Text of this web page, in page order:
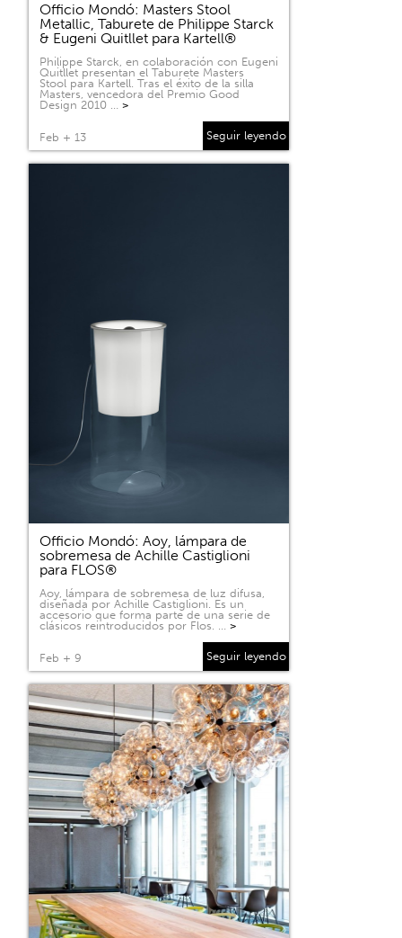
Officio Mondó: Masters Stool
Metallic, Taburete de Philippe Starck
& Eugeni Quitllet para Kartell®
Philippe Starck, en colaboración con Eugeni
Quitllet presentan el Taburete Masters
Stool para Kartell. Tras el éxito de la silla
Masters, vencedora del Premio Good
Design 2010 … >
Feb + 13 Seguir leyendo
Officio Mondó: Aoy, lámpara de
sobremesa de Achille Castiglioni
para FLOS®
Aoy, lámpara de sobremesa de luz difusa,
diseñada por Achille Castiglioni. Es un
accesorio que forma parte de una serie de
clásicos reintroducidos por Flos. … >
Feb + 9 Seguir leyendo